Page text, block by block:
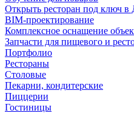
Открыть ресторан под ключ в
BIM-проектирование
Комплексное оснащение
Запчасти для пищевого и
Портфолио
Рестораны
Столовые
Пекарни, кондитерские
Пиццерии
Гостиницы